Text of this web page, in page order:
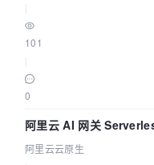
101
0
阿里云 AI 网关
拓扑可视化构建 AI 流量
阿里云云原生